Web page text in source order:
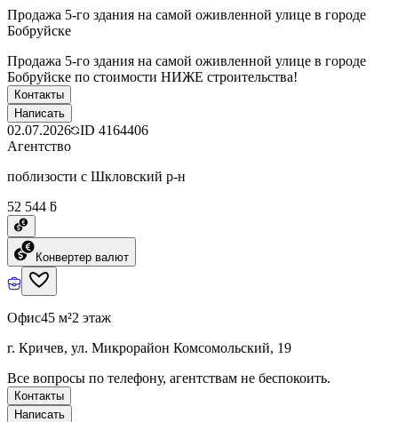
Продажа 5-го здания на самой оживленной улице в городе
Бобруйске
Продажа 5-го здания на самой оживленной улице в городе
Бобруйске по стоимости НИЖЕ строительства!
Контакты
Написать
02.07.2026 ID 4164406
Агентство
поблизости с Шкловский р-н
52 544 ƃ
Конвертер валют
Офис45 м²2 этаж
г. Кричев, ул. Микрорайон Комсомольский, 19
Все вопросы по телефону, агентствам не беспокоить.
Контакты
Написать